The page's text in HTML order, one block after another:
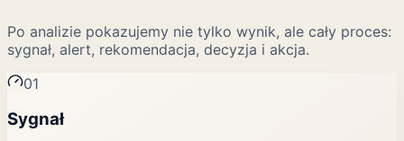
Po analizie pokazujemy nie tylko wynik, ale cały proces:
sygnał, alert, rekomendacja, decyzja i akcja.
01
Sygnał